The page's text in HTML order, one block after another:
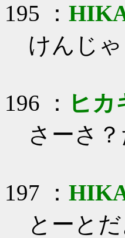
195 ：
けんじゃ
196 ： ヒカ
さーさ
197 ：
とーとだ